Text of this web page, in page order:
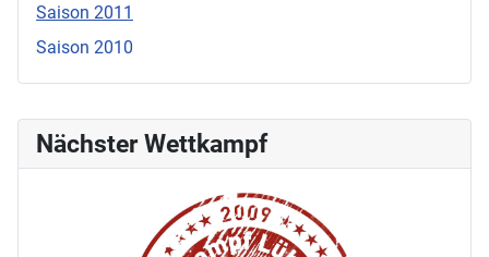
Nächster Wettkampf
Saison 2011
Saison 2010